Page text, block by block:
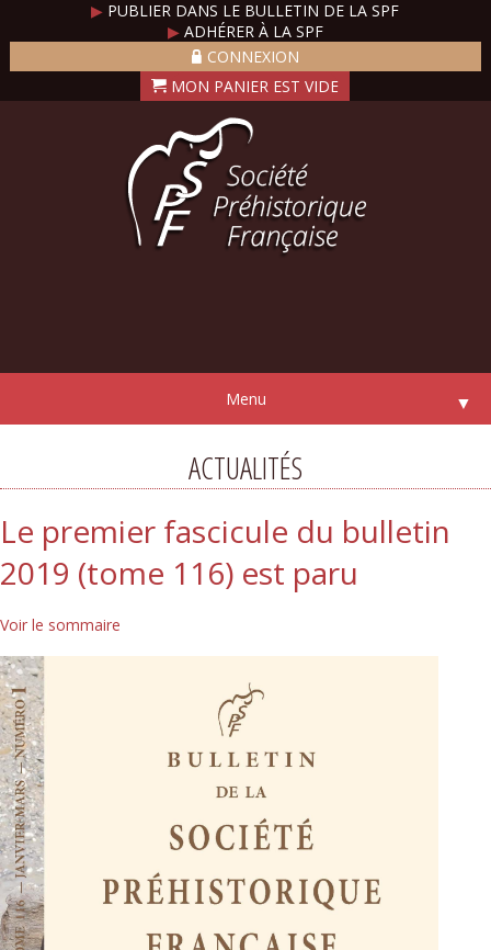
▶ PUBLIER DANS LE BULLETIN DE LA SPF
▶ADHÉRER À LA SPF
CONNEXION
Menu ▼
ACTUALITÉS
Le premier fascicule du bulletin
2019 (tome 116) est paru
Voir le sommaire